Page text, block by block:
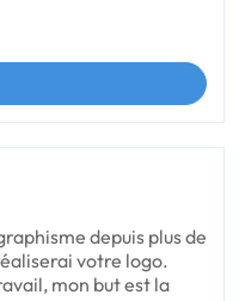
depuis plus de
votre logo.
mon but est la